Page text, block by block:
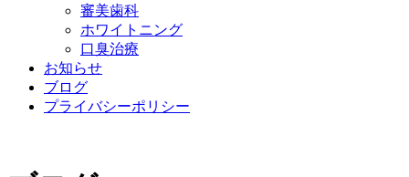
審美歯科
ホワイトニング
口臭治療
お知らせ
ブログ
プライバシーポリシー